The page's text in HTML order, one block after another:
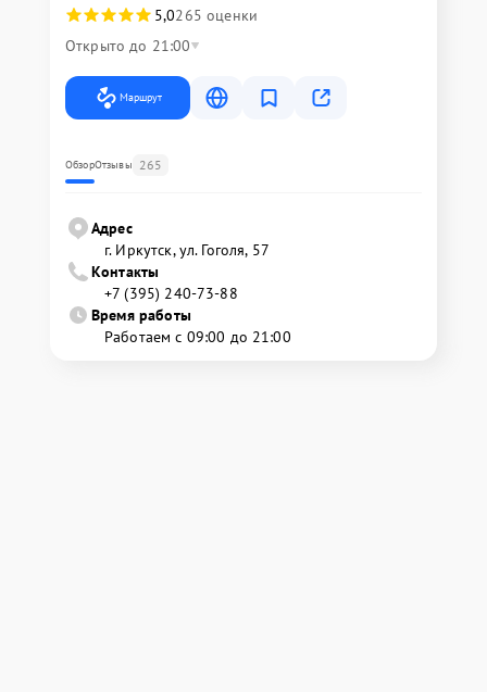
5,0265 оценки
Открыто до 21:00
Маршрут
ОбзорОтзывы 265
Адрес
г. Иркутск, ул. ​Гоголя, 57
Контакты
+7 (395) 240-73-88
Время работы
Работаем с 09:00 до 21:00